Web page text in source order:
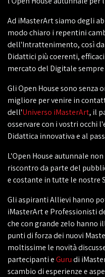
Ad iMasterArt siamo degli
modo chiaro i repentini
dell'Intrattenimento, così
Didattici più coerenti,
mercato del Digitale
Gli Open House sono
migliore per venire in
dell'Universo iMasterArt, il
osservare con i vostri occhi
Didattica innovativa e al
L'Open House autunnale
riscontro da parte del
e costante in tutte le nostre
Gli aspiranti Allievi hanno
iMasterArt e Professionisti
che con grande zelo hanno
punti di forza dei nuovi
moltissime le novità
partecipanti eGurudi
scambio di esperienze e